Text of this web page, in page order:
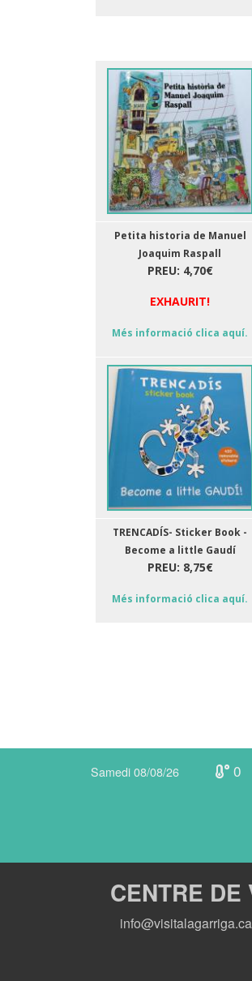
Petita historia de Manuel
Joaquim Raspall
PREU: 4,70€
EXHAURIT!
Més informació clica aquí.
TRENCADÍS- Sticker Book -
Become a little Gaudí
PREU: 8,75€
Més informació clica aquí.
Samedi 08/08/26 0
CENTRE DE